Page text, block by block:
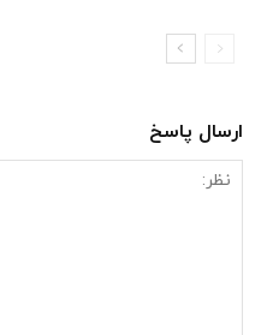
ارسال پاسخ